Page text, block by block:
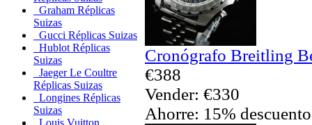
Graham Réplicas
Suizas
Gucci Réplicas Suizas
Hublot Réplicas
Suizas
Jaeger Le Coultre
Réplicas Suizas
Longines Réplicas
Suizas
Cronógrafo Breitling
€388
Vender: €330
Ahorre: 15% descuento